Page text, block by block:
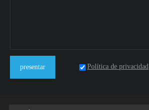
presentar Política de privacidad